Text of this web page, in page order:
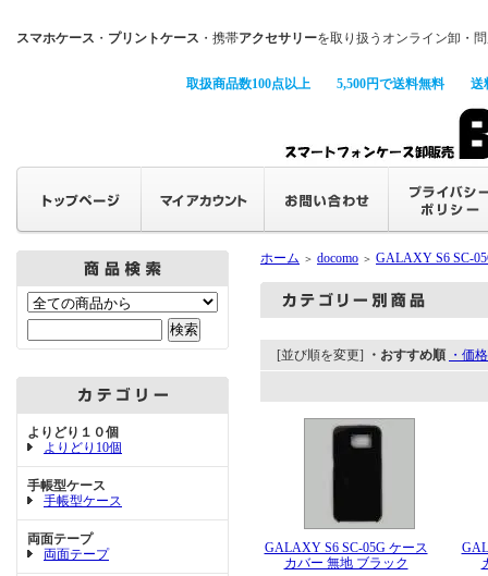
スマホケース ・ プリントケース ・携帯アクセサリーを取り扱うオンライン卸・
取扱商品数100点以上 5,500円で送料無料 送
よりどり１０個
よりどり10個
手帳型ケース
手帳型ケース
両面テープ
両面テープ
ホーム ＞ docomo ＞ GALAXY S6 SC-
[並び順を変更] ・おすすめ順 ・価
GALAXY S6 SC-05G ケース
カバー 無地 ブラック